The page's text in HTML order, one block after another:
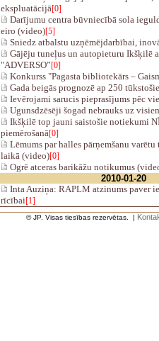
ekspluatācijā[0]
Darījumu centra būvniecībā sola
eiro (video)[5]
Sniedz atbalstu uzņēmējdarbībai,
Gājēju tuneļus un autopieturu Ikšķilē
"ADVERSO”[0]
Konkurss "Pagasta bibliotekārs –
Gada beigās prognozē ap 250
Ievērojami sarucis pieprasījums pēc
Ugunsdzēsēji šogad nebrauks uz
Ikšķilē top jauni saistošie notiekumi
piemērošanā[0]
Lēmums par halles pārņemšanu
laikā (video)[0]
Ogrē atceras barikāžu notikumus
2010-01-20
Inta Auziņa: RAPLM atzinums paver
rīcībai[1]
© JP. Visas tiesības rezervētas. |